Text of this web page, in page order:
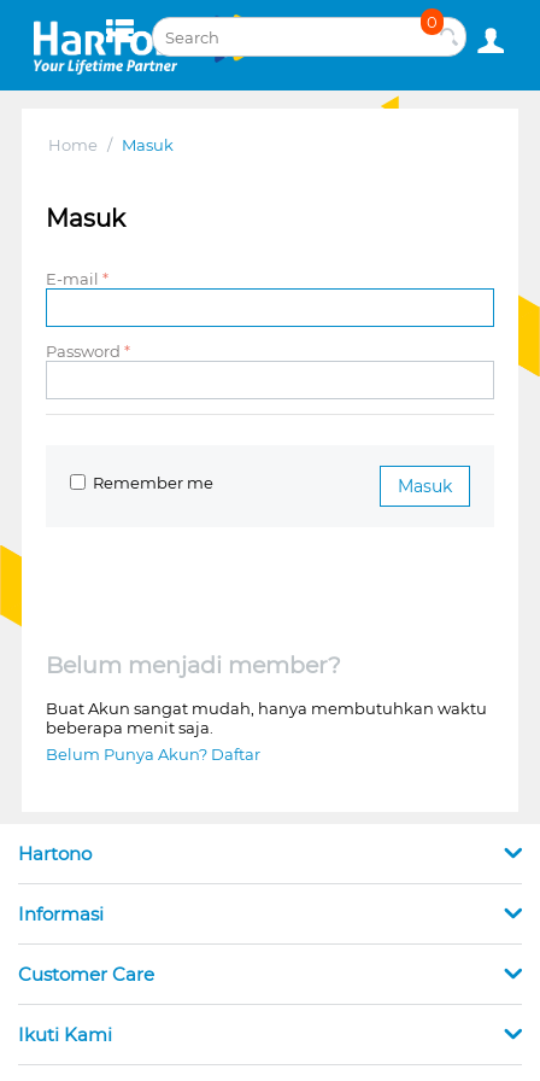
0
Home / Masuk
Masuk
E-mail
Password
Masuk
Remember me
Belum menjadi member?
Buat Akun sangat mudah, hanya membutuhkan waktu
beberapa menit saja.
Belum Punya Akun? Daftar
Hartono
Informasi
Customer Care
Ikuti Kami